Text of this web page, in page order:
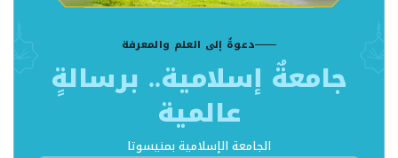
دعوةٌ إلى العلم والمعرفة
جامعةٌ إسلامية.. برسالةٍ
عالمية
الجامعة الإسلامية بمنيسوتا